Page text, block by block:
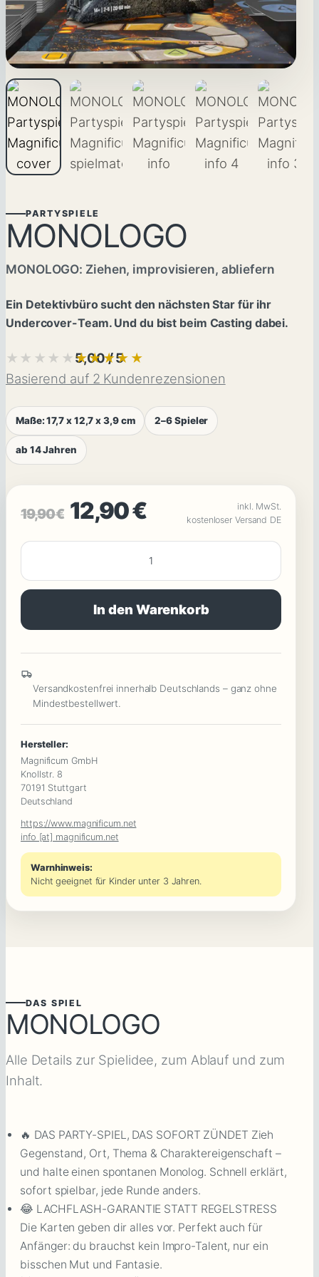
PARTYSPIELE
MONOLOGO
MONOLOGO: Ziehen, improvisieren, abliefern
Ein Detektivbüro sucht den nächsten Star für ihr
Undercover-Team. Und du bist beim Casting dabei.
★★★★★★★★★★
5,00 / 5
Basierend auf 2 Kundenrezensionen
Maße: 17,7 x 12,7 x 3,9 cm 2–6 Spieler
ab 14 Jahren
19,90€ Ursprünglicher
19,90 €
12,90€Aktueller
ist:
12,90 €.
inkl. MwSt.
kostenloser Versand DE
Das
Impro-
Partyspiel
Twist:
MONOLOGO
:
Zieh
Thema
&
Rolle
:
Ready
to
perform?!
Menge
In den Warenkorb
Versandkostenfrei innerhalb Deutschlands – ganz ohne
Mindestbestellwert.
Hersteller:
Magnificum GmbH
Knollstr. 8
70191 Stuttgart
Deutschland
https://www.magnificum.net
info [at] magnificum.net
Warnhinweis:
Nicht geeignet für Kinder unter 3 Jahren.
DAS SPIEL
MONOLOGO
Alle Details zur Spielidee, zum Ablauf und zum
Inhalt.
🔥 DAS PARTY-SPIEL, DAS SOFORT ZÜNDET Zieh
Gegenstand, Ort, Thema & Charaktereigenschaft –
und halte einen spontanen Monolog. Schnell erklärt,
sofort spielbar, jede Runde anders.
😂 LACHFLASH-GARANTIE STATT REGELSTRESS
Die Karten geben dir alles vor. Perfekt auch für
Anfänger: du brauchst kein Impro-Talent, nur ein
bisschen Mut und Fantasie.